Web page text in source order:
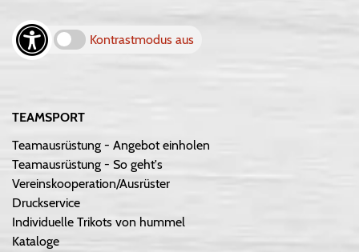
Kontrastmodus aus
TEAMSPORT
Teamausrüstung - Angebot einholen
Teamausrüstung - So geht's
Vereinskooperation/Ausrüster
Druckservice
Individuelle Trikots von hummel
Kataloge